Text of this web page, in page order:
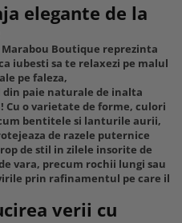
elegante de la
Boutique reprezinta
iubesti sa te relaxezi pe malul
pe faleza,
paie naturale de inalta
o varietate de forme, culori
bentitele si lanturile aurii,
de razele puternice
de stil in zilele insorite de
vara, precum rochii lungi sau
prin rafinamentul pe care il
verii cu